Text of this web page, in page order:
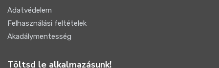
Adatvédelem
Felhasználási feltételek
Akadálymentesség
Töltsd le alkalmazásunk!